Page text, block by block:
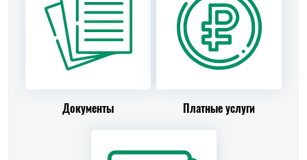
Документы Платные услуги